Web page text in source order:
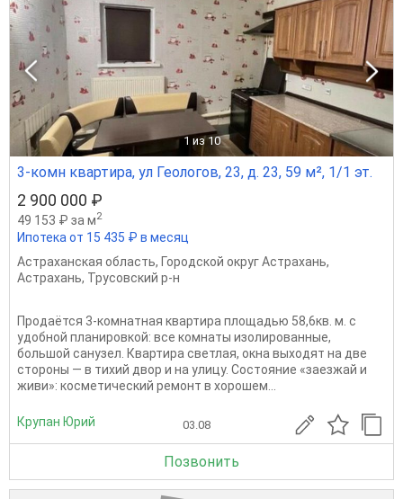
1 из 10
3-комн квартира, ул Геологов, 23, д. 23, 59 м², 1/1 эт.
2 900 000 ₽
49 153 ₽ за м2
Ипотека от 15 435 ₽ в месяц
Астраханская область, Городской округ Астрахань,
Астрахань, Трусовский р-н
Продаётся 3‑комнатная квартира площадью 58,6кв. м. с
удобной планировкой: все комнаты изолированные,
большой санузел. Квартира светлая, окна выходят на две
стороны — в тихий двор и на улицу. Состояние «заезжай и
живи»: косметический ремонт в хорошем...
Крупан Юрий 03.08
Позвонить